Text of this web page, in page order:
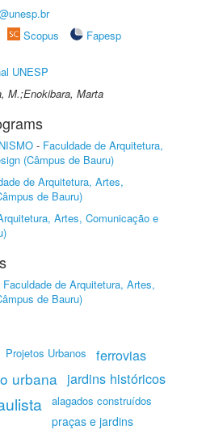
Scopus
Fapesp
UNESP
M.;Enokibara, Marta
- Faculdade de Arquitetura,
(Câmpus de Bauru)
de Arquitetura, Artes,
de Bauru)
Artes, Comunicação e
Faculdade de Arquitetura, Artes,
de Bauru)
Projetos Urbanos ferrovias
urbana jardins históricos
alagados construídos
praças e jardins